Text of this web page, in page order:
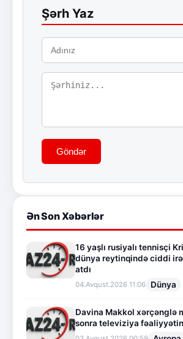
Şərh Yaz
Göndər
Ən Son Xəbərlər
16 yaşlı rusiyalı tennisçi
dünya reytinqində ciddi
atdı
04.Avqust.2026 11:06 Dünya
Davina Makkol xərçənglə
sonra televiziya